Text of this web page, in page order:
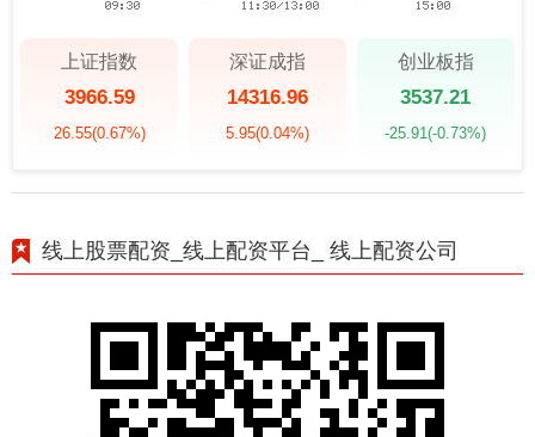
上证指数
3966.59
26.55(0.67%)
深证成指
14316.96
5.95(0.04%)
创业板指
3537.21
-25.91(-0.73%)
线上股票配资_线上配资平台_ 线上配资公司